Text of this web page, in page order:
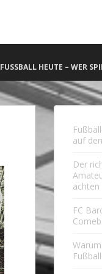
FUSSBALL HEUTE – WER
auf
Der
achten
FC